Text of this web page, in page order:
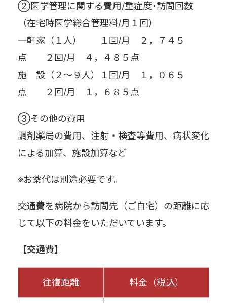
②医学管理に関する費用/重症度･訪問回数
（在宅時医学総合管理料/月１回）
一軒家（１人） １回/月 ２，７４５
点 ２回/月 ４，４８５点
施 設（２～９人）１回/月 １，０６５
点 ２回/月 １，６８５点
③その他の費用
調剤薬局の費用、注射・検査等費用、病状変化
による加算、施設加算など
※お薬代は別途必要です。
交通費を病院から訪問先（ご自宅）の距離に応
じて以下の料金をいただいています。
【交通費】
往復距離 料金（税込）